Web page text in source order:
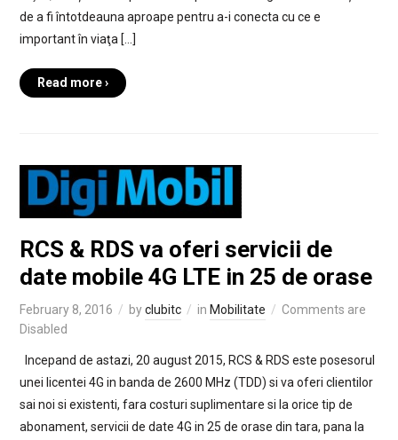
de a fi întotdeauna aproape pentru a-i conecta cu ce e
important în viaţa […]
Read more ›
RCS & RDS va oferi servicii de
date mobile 4G LTE in 25 de orase
February 8, 2016 byclubitc in Mobilitate
Comments are
Disabled
Incepand de astazi, 20 august 2015, RCS & RDS este posesorul
unei licentei 4G in banda de 2600 MHz (TDD) si va oferi clientilor
sai noi si existenti, fara costuri suplimentare si la orice tip de
abonament, servicii de date 4G in 25 de orase din tara, pana la